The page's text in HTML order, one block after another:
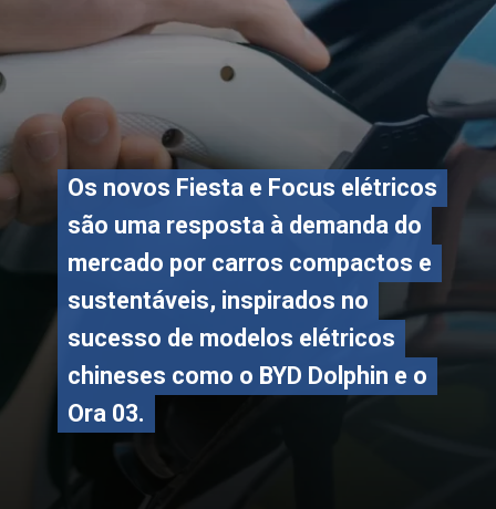
Os novos Fiesta e Focus elétricos
são uma resposta à demanda do
mercado por carros compactos e
sustentáveis, inspirados no
sucesso de modelos elétricos
chineses como o BYD Dolphin e o
Ora 03.
Os novos Fiesta e Focus elétricos
são uma resposta à demanda do
mercado por carros compactos e
sustentáveis, inspirados no
sucesso de modelos elétricos
chineses como o BYD Dolphin e o
Ora 03.